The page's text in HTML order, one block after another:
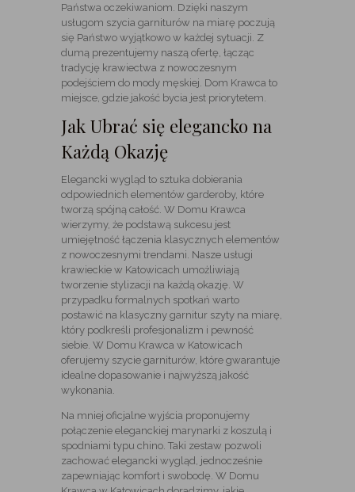
Państwa oczekiwaniom. Dzięki naszym
usługom szycia garniturów na miarę poczują
się Państwo wyjątkowo w każdej sytuacji. Z
dumą prezentujemy naszą ofertę, łącząc
tradycję krawiectwa z nowoczesnym
podejściem do mody męskiej. Dom Krawca to
miejsce, gdzie jakość bycia jest priorytetem.
Jak Ubrać się elegancko na
Każdą Okazję
Elegancki wygląd to sztuka dobierania
odpowiednich elementów garderoby, które
tworzą spójną całość. W Domu Krawca
wierzymy, że podstawą sukcesu jest
umiejętność łączenia klasycznych elementów
z nowoczesnymi trendami. Nasze usługi
krawieckie w Katowicach umożliwiają
tworzenie stylizacji na każdą okazję. W
przypadku formalnych spotkań warto
postawić na klasyczny garnitur szyty na miarę,
który podkreśli profesjonalizm i pewność
siebie. W Domu Krawca w Katowicach
oferujemy szycie garniturów, które gwarantuje
idealne dopasowanie i najwyższą jakość
wykonania.
Na mniej oficjalne wyjścia proponujemy
połączenie eleganckiej marynarki z koszulą i
spodniami typu chino. Taki zestaw pozwoli
zachować elegancki wygląd, jednocześnie
zapewniając komfort i swobodę. W Domu